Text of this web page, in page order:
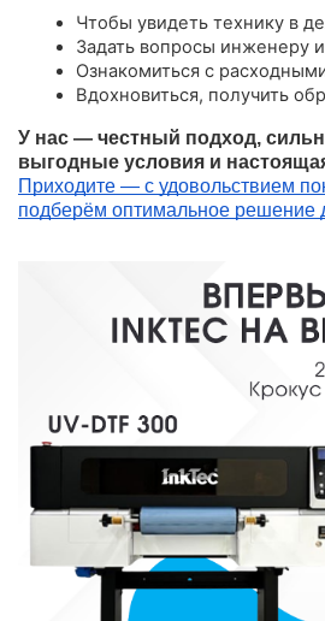
Чтобы увидеть технику в
Задать вопросы инженеру
Ознакомиться с
Вдохновиться, получить
У нас — честный подход,
выгодные условия и
Приходите — с удовольствием
подберём оптимальное решение